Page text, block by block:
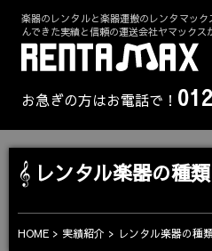
楽器のレンタルと楽器運搬のレンタマッ
んできた実績と信頼の運送会社ヤマックス
お急ぎの方はお電話で！
レンタル楽器の種類
HOME 実績紹介 レンタル楽器の種